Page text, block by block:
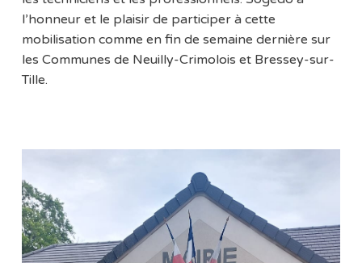
l’honneur et le plaisir de participer à cette
mobilisation comme en fin de semaine dernière sur
les Communes de Neuilly-Crimolois et Bressey-sur-
Tille.